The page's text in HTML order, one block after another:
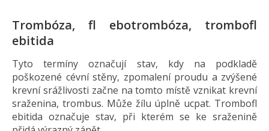
Trombóza, fl ebotrombóza, trombofl
ebitida
Tyto termíny označují stav, kdy na podkladě
poškozené cévní stěny, zpomalení proudu a zvýšené
krevní srážlivosti začne na tomto místě vznikat krevní
sraženina, trombus. Může žílu úplně ucpat. Trombofl
ebitida označuje stav, při kterém se ke sraženině